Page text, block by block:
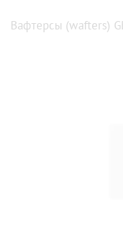
Вафтерсы (wafters)